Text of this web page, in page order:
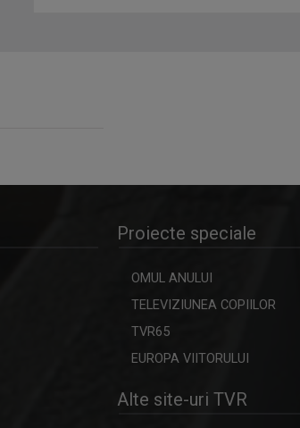
Proiecte speciale
OMUL ANULUI
TELEVIZIUNEA COPIILOR
TVR65
EUROPA VIITORULUI
Alte site-uri TVR